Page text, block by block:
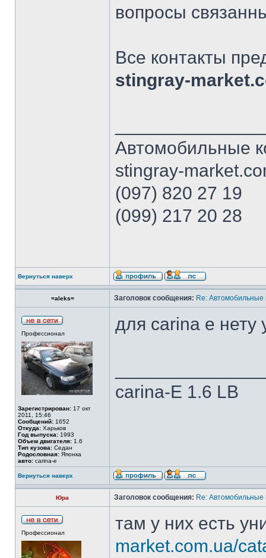
вопросы
Все контакты
stingray-
Автомобильные
stingray-
(097) 820 27 19
(099) 217 20 28
Вернуться наверх
=aleks= Заголовок сообщения: Re: Автомобильные
Профессионал
Зарегистрирован: 17 окт
2011, 15:46
Сообщений: 1652
Откуда: Харьков
Год выпуска: 1993
Объем двигателя: 1.6
Тип кузова: Седан
Родословная: Японка
авто: carina-e
для carina e нету
carina-E 1.6 LB
Вернуться наверх
Юра Заголовок сообщения: Re: Автомобильные
Профессионал
там у них есть
market.com.ua/